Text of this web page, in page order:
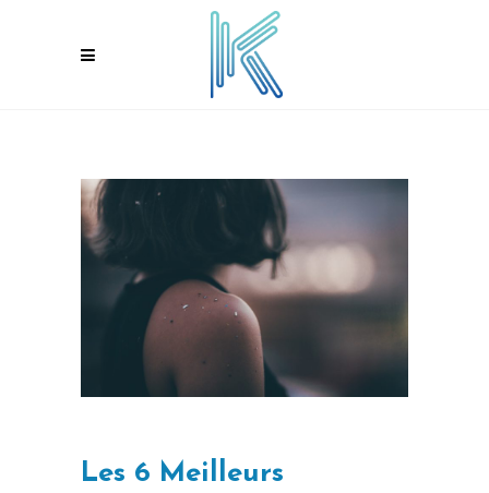
Les 6 Meilleurs